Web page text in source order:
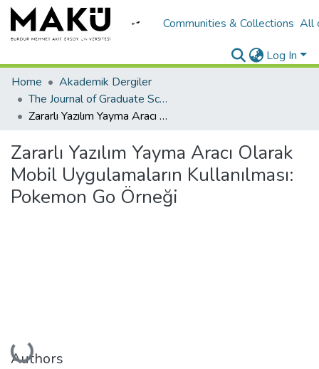
Communities & Collections All
Log In
Home
Akademik Dergiler
The Journal of Graduate School of Natural and Applied Sciences of Mehmet Akif Ersoy University
Zararlı Yazılım Yayma Aracı Olarak Mobil Uygulamaların Kullanılması: Pokemon Go Örneği
Zararlı Yazılım Yayma Aracı Olarak
Mobil Uygulamaların Kullanılması:
Pokemon Go Örneği
Loading...
Authors